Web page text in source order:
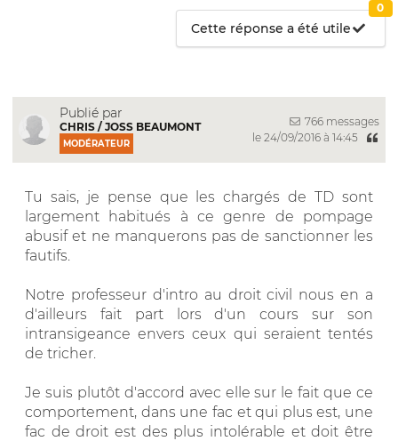
Cette réponse a été utile
0
Publié par
CHRIS / JOSS BEAUMONT
MODÉRATEUR
766 messages
le 24/09/2016 à 14:45
Tu sais, je pense que les chargés de TD sont
largement habitués à ce genre de pompage
abusif et ne manquerons pas de sanctionner les
fautifs.
Notre professeur d'intro au droit civil nous en a
d'ailleurs fait part lors d'un cours sur son
intransigeance envers ceux qui seraient tentés
de tricher.
Je suis plutôt d'accord avec elle sur le fait que ce
comportement, dans une fac et qui plus est, une
fac de droit est des plus intolérable et doit être